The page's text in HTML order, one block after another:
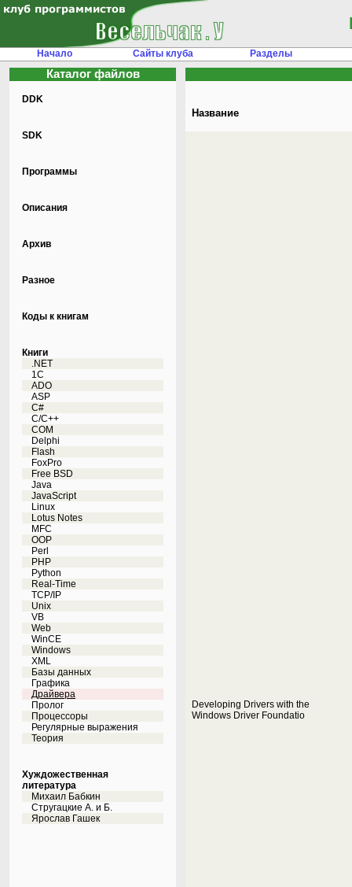
Начало Сайты клуба Разделы
Каталог файлов
DDK
SDK
Программы
Описания
Архив
Разное
Коды к книгам
Книги
.NET
1C
ADO
ASP
C#
C/C++
COM
Delphi
Flash
FoxPro
Free BSD
Java
JavaScript
Linux
Lotus Notes
MFC
OOP
Perl
PHP
Python
Real-Time
TCP/IP
Unix
VB
Web
WinCE
Windows
XML
Базы данных
Графика
Драйвера
Пролог
Процессоры
Регулярные выражения
Теория
Хуждожественная
литература
Михаил Бабкин
Стругацкие А. и Б.
Ярослав Гашек
Название
Developing Drivers with the
Windows Driver Foundatio